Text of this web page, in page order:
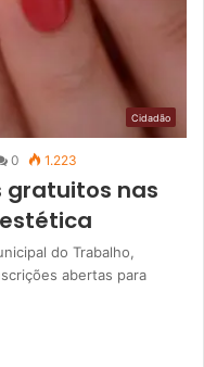
Cidadão
0 1.223
gratuitos nas
do Trabalho,
abertas para